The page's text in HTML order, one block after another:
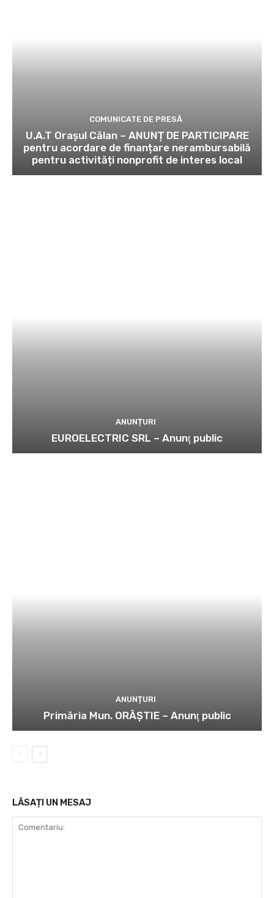
COMUNICATE DE PRESĂ
U.A.T Orașul Călan – ANUNȚ DE PARTICIPARE
pentru acordare de finanțare nerambursabilă
pentru activități nonprofit de interes local
ANUNȚURI
EUROELECTRIC SRL – Anunţ public
ANUNȚURI
Primăria Mun. ORĂȘTIE – Anunţ public
LĂSAȚI UN MESAJ